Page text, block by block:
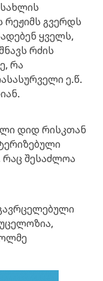
რეჟიმს გვერდს
ყველს,
რძის
რა
ე.წ.
დიდ რისკთან
რაც შესაძლოა